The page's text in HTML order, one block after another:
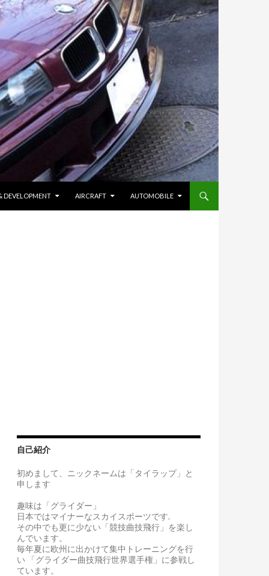
DEVELOPMENT AIRCRAFT AUTOMOBILE
自己紹介
初めまして、ニックネームは「タイラップ」と
申します
趣味は「グライダー」
日本ではマイナーなスカイスポーツです.
その中でも更に少ない「競技曲技飛行」を楽し
んでいます。
毎年夏に欧州に出かけて集中トレーニングを行
い 「グライダー曲技飛行世界選手権」に参戦し
ています。